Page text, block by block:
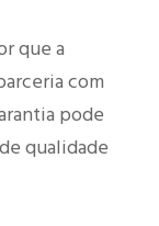
que a
com
pode
qualidade